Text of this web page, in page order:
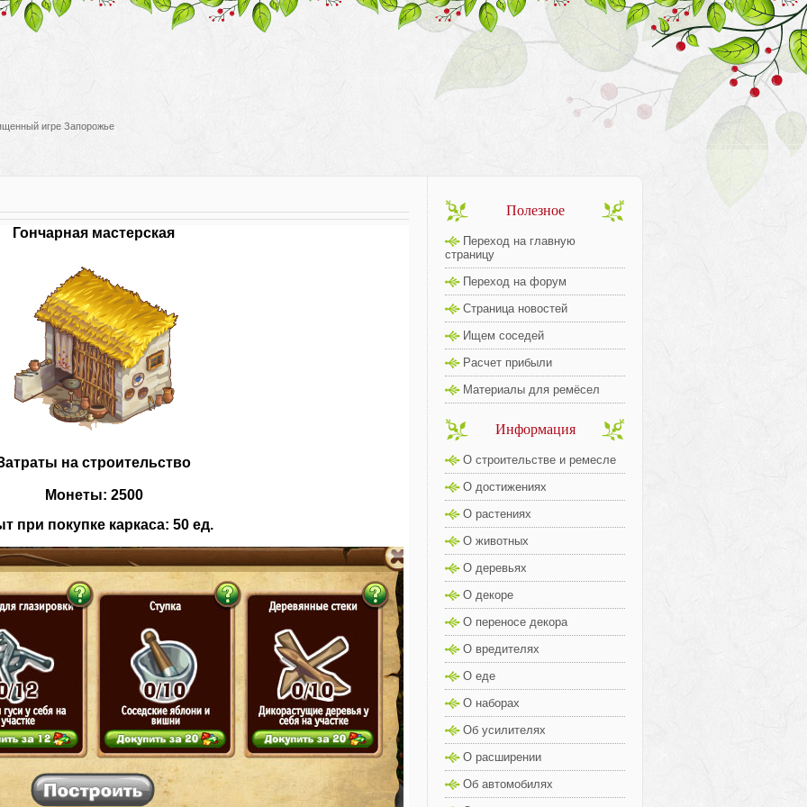
игре Запорожье
Гончарная мастерская
на строительство
Монеты: 2500
при покупке каркаса: 50 ед.
Полезное
Переход на главную
страницу
Переход на форум
Страница новостей
Ищем соседей
Расчет прибыли
Материалы для ремёсел
Информация
О строительстве и ремесле
О достижениях
О растениях
О животных
О деревьях
О декоре
О переносе декора
О вредителях
О еде
О наборах
Об усилителях
О расширении
Об автомобилях